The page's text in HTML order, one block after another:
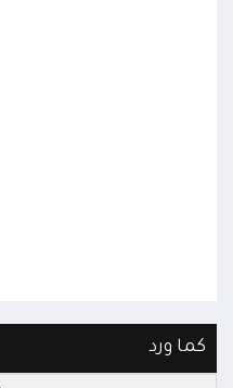
كما ورد